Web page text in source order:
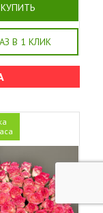
КУПИТЬ
В 1 КЛИК